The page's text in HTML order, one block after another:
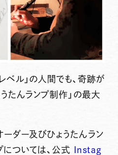
ベル」の人間でも、奇跡が
たんランプ制作」の最大
ダー及びひょうたんラン
については、公式
Instag